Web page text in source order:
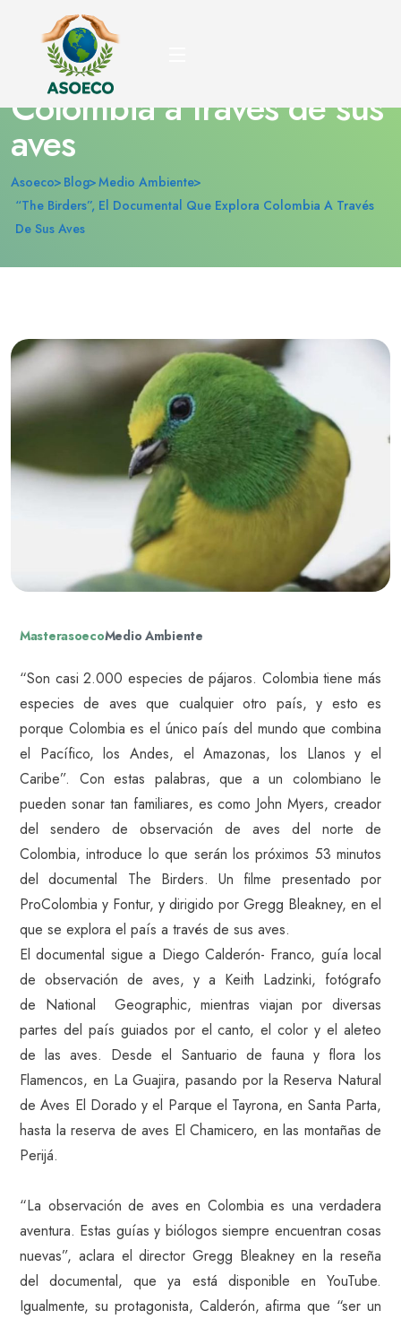
“The Birders”, el
documental que explora
Colombia a través de sus
aves
Asoeco Blog Medio Ambiente
“The Birders”, El Documental Que Explora Colombia A Través
De Sus Aves
MasterasoecoMedio Ambiente
“Son casi 2.000 especies de pájaros. Colombia tiene más
especies de aves que cualquier otro país, y esto es
porque Colombia es el único país del mundo que combina
el Pacífico, los Andes, el Amazonas, los Llanos y el
Caribe”. Con estas palabras, que a un colombiano le
pueden sonar tan familiares, es como John Myers, creador
del sendero de observación de aves del norte de
Colombia, introduce lo que serán los próximos 53 minutos
del documental The Birders. Un filme presentado por
ProColombia y Fontur, y dirigido por Gregg Bleakney, en el
que se explora el país a través de sus aves.
El documental sigue a Diego Calderón- Franco, guía local
de observación de aves, y a Keith Ladzinki, fotógrafo
de National Geographic, mientras viajan por diversas
partes del país guiados por el canto, el color y el aleteo
de las aves. Desde el Santuario de fauna y flora los
Flamencos, en La Guajira, pasando por la Reserva Natural
de Aves El Dorado y el Parque el Tayrona, en Santa Parta,
hasta la reserva de aves El Chamicero, en las montañas de
Perijá.
“La observación de aves en Colombia es una verdadera
aventura. Estas guías y biólogos siempre encuentran cosas
nuevas”, aclara el director Gregg Bleakney en la reseña
del documental, que ya está disponible en YouTube.
Igualmente, su protagonista, Calderón, afirma que “ser un